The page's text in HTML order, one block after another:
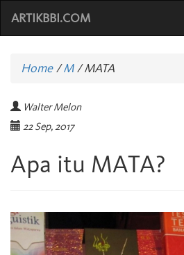
ARTIKBBI.COM
Home/M /MATA
Walter Melon
22 Sep, 2017
Apa itu MATA?